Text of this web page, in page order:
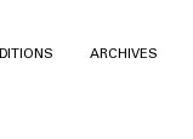
ARCHIVES